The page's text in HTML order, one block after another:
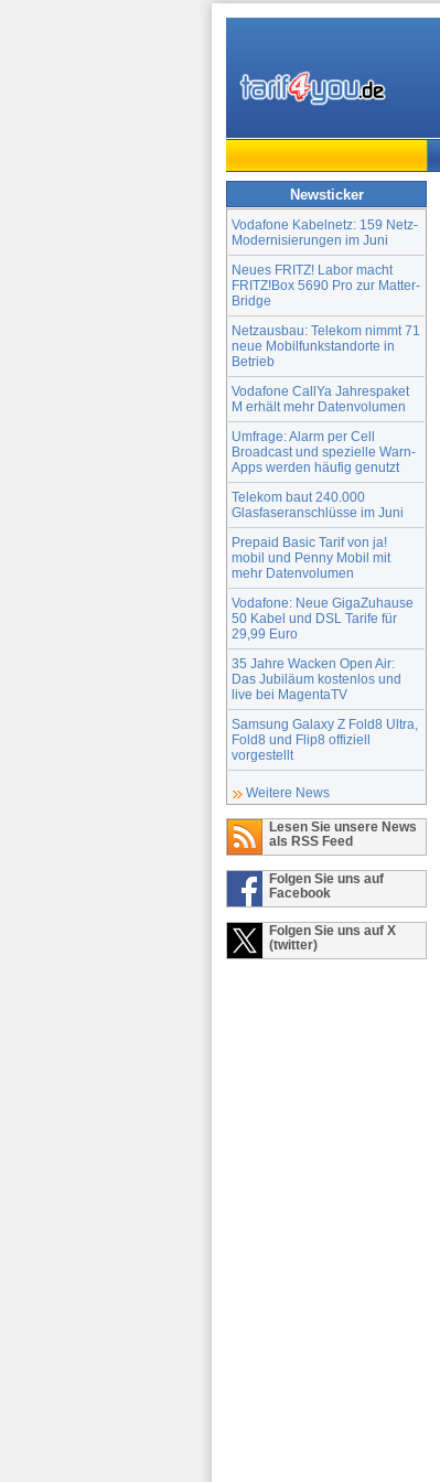
Newsticker
Vodafone Kabelnetz: 159 Netz-
Modernisierungen im Juni
Neues FRITZ! Labor macht
FRITZ!Box 5690 Pro zur Matter-
Bridge
Netzausbau: Telekom nimmt 71
neue Mobilfunkstandorte in
Betrieb
Vodafone CallYa Jahrespaket
M erhält mehr Datenvolumen
Umfrage: Alarm per Cell
Broadcast und spezielle Warn-
Apps werden häufig genutzt
Telekom baut 240.000
Glasfaseranschlüsse im Juni
Prepaid Basic Tarif von ja!
mobil und Penny Mobil mit
mehr Datenvolumen
Vodafone: Neue GigaZuhause
50 Kabel und DSL Tarife für
29,99 Euro
35 Jahre Wacken Open Air:
Das Jubiläum kostenlos und
live bei MagentaTV
Samsung Galaxy Z Fold8 Ultra,
Fold8 und Flip8 offiziell
vorgestellt
Weitere News
Lesen Sie unsere News
als RSS Feed
Folgen Sie uns auf
Facebook
Folgen Sie uns auf X
(twitter)